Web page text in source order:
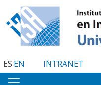
ES EN INTRANET